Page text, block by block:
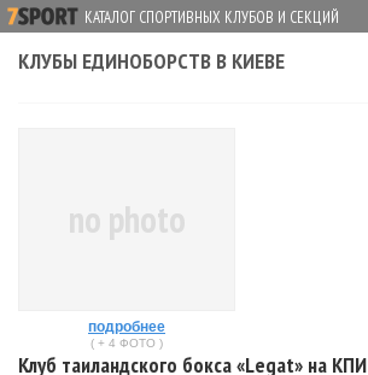
КАТАЛОГ СПОРТИВНЫХ КЛУБОВ И СЕКЦИЙ
КЛУБЫ ЕДИНОБОРСТВ В КИЕВЕ
no photo
подробнее
( + 4 ФОТО )
Клуб таиландского бокса «Legat» на КПИ